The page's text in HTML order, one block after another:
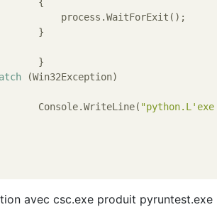
(Win32Exception)
    		Console.WriteLine(
avec csc.exe produit pyruntest.exe